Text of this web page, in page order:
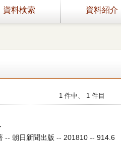
資料検索 資料紹介
1 件中、 1 件目
-- 朝日新聞出版 -- 201810 -- 914.6